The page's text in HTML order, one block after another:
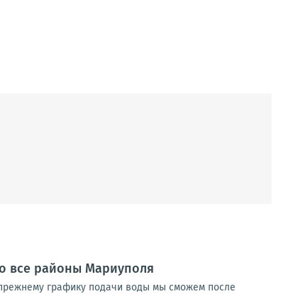
все районы Мариуполя
графику подачи воды мы сможем после